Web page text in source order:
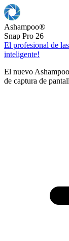
Ashampoo®
Snap Pro 26
El profesional de
inteligente!
El nuevo
de captura de